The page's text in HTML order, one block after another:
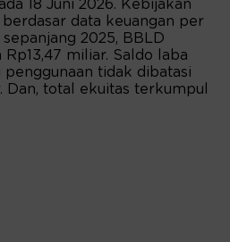
18 Juni 2026. Kebijakan
data keuangan per
2025, BBLD
miliar. Saldo laba
tidak dibatasi
Dan, total ekuitas terkumpul